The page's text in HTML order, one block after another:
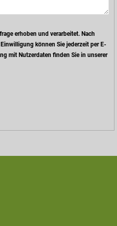
erhoben und verarbeitet. Nach
können Sie jederzeit per E-
mit Nutzerdaten finden Sie in unserer